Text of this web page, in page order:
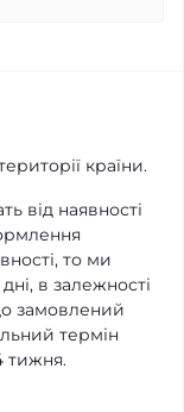
країни.
від наявності
то ми
в залежності
замовлений
термін
тижня.